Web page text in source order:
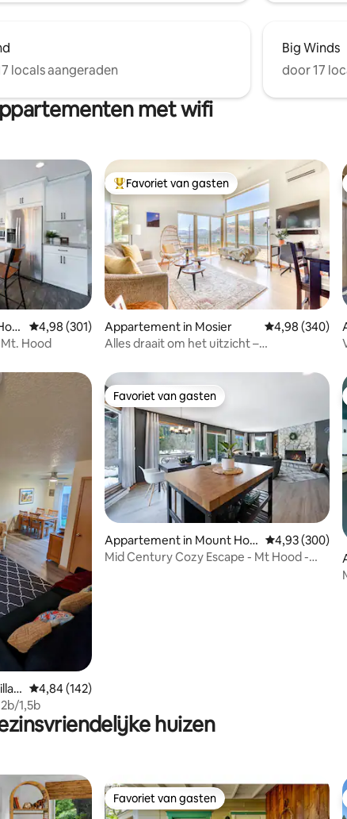
locals aangeraden
Big Winds
door 17
met wifi
465 recensies
Gemiddelde beoordeling van 4,98 uit 5, 301 recensies
4,98 (301)
Hood
Topfavoriet van gasten
Favoriet van gasten
Appartement in Mosier Gemiddelde
4,98 (340)
Alles draait om het uitzicht –
Gorge
115 recensies
Gemiddelde beoordeling van 4,84 uit 5, 142 recensies
4,84 (142)
1,5b
Favoriet van gasten
Favoriet van gasten
Appartement in Mount Hoo
d Village
Gemiddelde
4,93 (300)
Mid Century Cozy Escape - Mt Hood -
huizen
Favoriet van gasten
Favoriet van gasten